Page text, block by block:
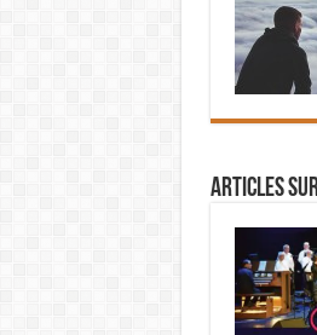
Articles sur